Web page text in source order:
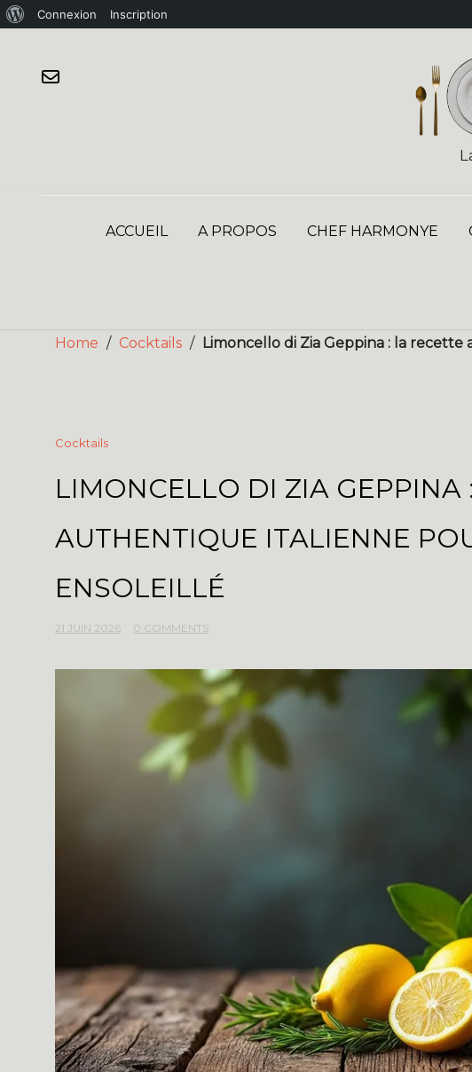
Connexion Inscription
ACCUEIL A PROPOS CHEF HARMONYE
Home / Cocktails / Limoncello di Zia Geppina : la
Cocktails
LIMONCELLO DI ZIA GEPPINA
AUTHENTIQUE ITALIENNE
ENSOLEILLÉ
21 JUIN 2026 0 COMMENTS